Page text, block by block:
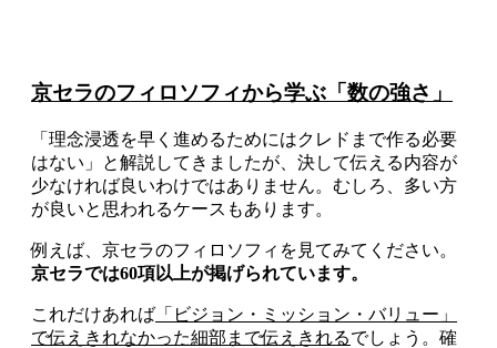
京セラのフィロソフィから学ぶ「数の強さ」
「理念浸透を早く進めるためにはクレドまで作る必要
はない」と解説してきましたが、決して伝える内容が
少なければ良いわけではありません。むしろ、多い方
が良いと思われるケースもあります。
例えば、京セラのフィロソフィを見てみてください。
京セラでは60項以上が掲げられています。
これだけあれば 「ビジョン・ミッション・バリュー」
で伝えきれなかった細部まで伝えきれるでしょう。確